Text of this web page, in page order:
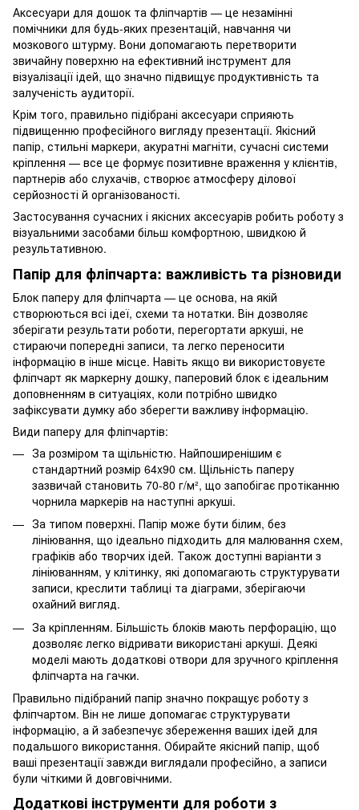
Аксесуари для дошок та фліпчартів — це незамінні
помічники для будь-яких презентацій, навчання чи
мозкового штурму. Вони допомагають перетворити
звичайну поверхню на ефективний інструмент для
візуалізації ідей, що значно підвищує продуктивність та
залученість аудиторії.
Крім того, правильно підібрані аксесуари сприяють
підвищенню професійного вигляду презентації. Якісний
папір, стильні маркери, акуратні магніти, сучасні системи
кріплення — все це формує позитивне враження у клієнтів,
партнерів або слухачів, створює атмосферу ділової
серйозності й організованості.
Застосування сучасних і якісних аксесуарів робить роботу з
візуальними засобами більш комфортною, швидкою й
результативною.
Папір для фліпчарта: важливість та різновиди
Блок паперу для фліпчарта — це основа, на якій
створюються всі ідеї, схеми та нотатки. Він дозволяє
зберігати результати роботи, перегортати аркуші, не
стираючи попередні записи, та легко переносити
інформацію в інше місце. Навіть якщо ви використовуєте
фліпчарт як маркерну дошку, паперовий блок є ідеальним
доповненням в ситуаціях, коли потрібно швидко
зафіксувати думку або зберегти важливу інформацію.
Види паперу для фліпчартів:
За розміром та щільністю. Найпоширенішим є
стандартний розмір 64x90 см. Щільність паперу
зазвичай становить 70-80 г/м², що запобігає протіканню
чорнила маркерів на наступні аркуші.
За типом поверхні. Папір може бути білим, без
лініювання, що ідеально підходить для малювання схем,
графіків або творчих ідей. Також доступні варіанти з
лініюванням, у клітинку, які допомагають структурувати
записи, креслити таблиці та діаграми, зберігаючи
охайний вигляд.
За кріпленням. Більшість блоків мають перфорацію, що
дозволяє легко відривати використані аркуші. Деякі
моделі мають додаткові отвори для зручного кріплення
фліпчарта на гачки.
Правильно підібраний папір значно покращує роботу з
фліпчартом. Він не лише допомагає структурувати
інформацію, а й забезпечує збереження ваших ідей для
подальшого використання. Обирайте якісний папір, щоб
ваші презентації завжди виглядали професійно, а записи
були чіткими й довговічними.
Додаткові інструменти для роботи з